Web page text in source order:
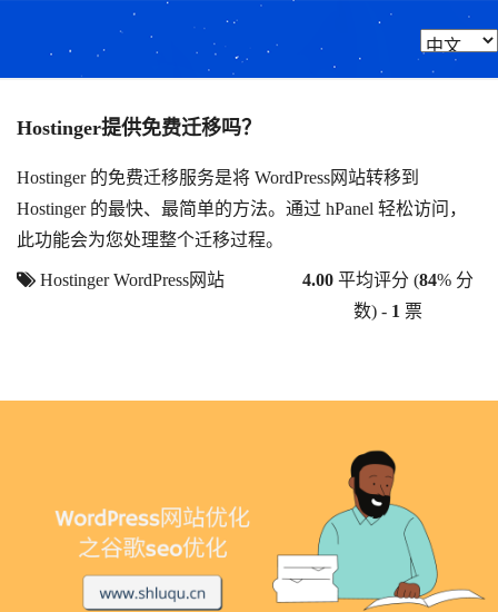
Hostinger提供免费迁移吗？
Hostinger 的免费迁移服务是将 WordPress网站转移到
Hostinger 的最快、最简单的方法。通过 hPanel 轻松访问，
此功能会为您处理整个迁移过程。
Hostinger WordPress网站 4.00 平均评分 (84% 分
数) - 1 票